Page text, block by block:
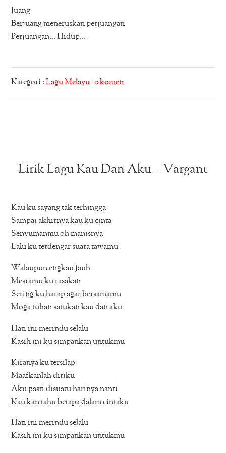
Juang
Berjuang meneruskan perjuangan
Perjuangan… Hidup…
Kategori :Lagu Melayu |0 komen
Lirik Lagu Kau Dan Aku – Vargant
Kau ku sayang tak terhingga
Sampai akhirnya kau ku cinta
Senyumanmu oh manisnya
Lalu ku terdengar suara tawamu
Walaupun engkau jauh
Mesramu ku rasakan
Sering ku harap agar bersamamu
Moga tuhan satukan kau dan aku
Hati ini merindu selalu
Kasih ini ku simpankan untukmu
Kiranya ku tersilap
Maafkanlah diriku
Aku pasti disuatu harinya nanti
Kau kan tahu betapa dalam cintaku
Hati ini merindu selalu
Kasih ini ku simpankan untukmu